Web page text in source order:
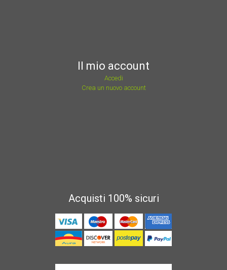
Il mio account
Accedi
Crea un nuovo account
Acquisti 100% sicuri